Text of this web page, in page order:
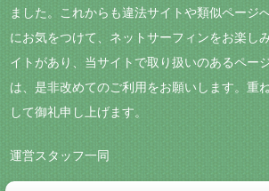
ました。これからも違法サイトや類似ページ
にお気をつけて、ネットサーフィンをお楽し
イトがあり、当サイトで取り扱いのあるペー
は、是非改めてのご利用をお願いします。重
して御礼申し上げます。
運営スタッフ一同